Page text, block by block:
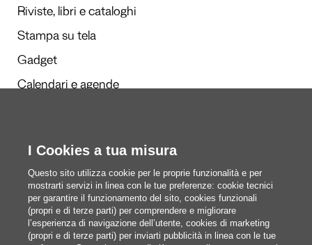
Riviste, libri e cataloghi
Stampa su tela
Gadget
Calendari e agende
Redazione
Questi siamo noi
blog@pixartprinting.com
I Cookies a tua misura
Questo sito utilizza cookie per le proprie funzionalità e per
mostrarti servizi in linea con le tue preferenze: cookie tecnici
per garantire il funzionamento del sito, cookies funzionali
(propri e di terze parti) per comprendere e migliorare
l’esperienza di navigazione dell’utente, cookies di marketing
(propri e di terze parti) per inviarti pubblicità in linea con le tue